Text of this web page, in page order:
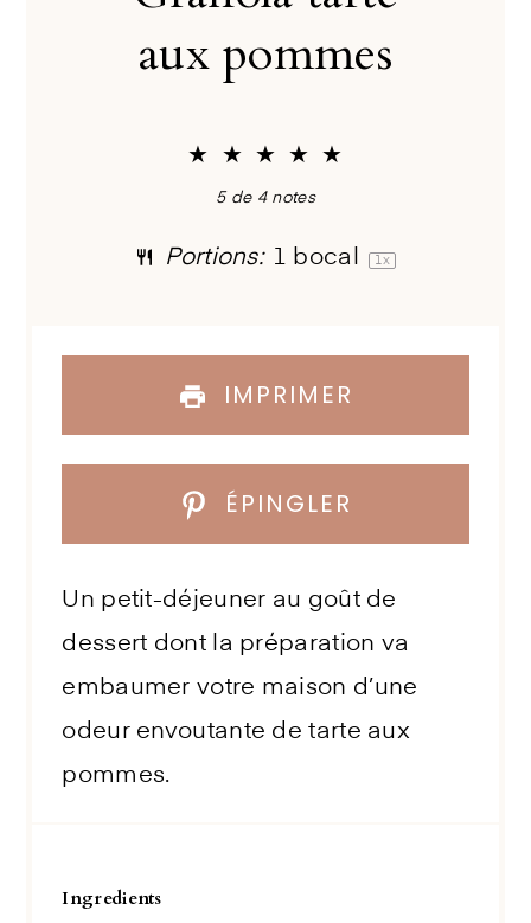
aux pommes
★ ★ ★ ★ ★
5de 4notes
Portions: 1 bocal 1x
IMPRIMER
ÉPINGLER
Un petit-déjeuner au goût de
dessert dont la préparation va
embaumer votre maison d’une
odeur envoutante de tarte aux
pommes.
Ingredients